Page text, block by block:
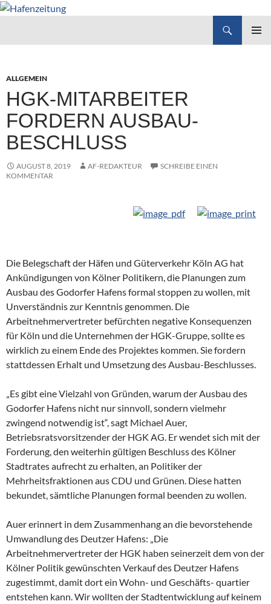
ALLGEMEIN
HGK-MITARBEITER
FORDERN AUSBAU-
BESCHLUSS
AUGUST 8, 2019 AF-REDAKTEUR
SCHREIBE EINEN
KOMMENTAR
Die Belegschaft der Häfen und Güterverkehr Köln AG hat
Ankündigungen von Kölner Politikern, die Planungen zum
Ausbau des Godorfer Hafens formal stoppen zu wollen, mit
Unverständnis zur Kenntnis genommen. Die
Arbeitnehmervertreter befürchten negative Konsequenzen
für Köln und die Unternehmen der HGK-Gruppe, sollte es
wirklich zu einem Ende des Projektes kommen. Sie fordern
stattdessen Erhalt und Umsetzung des Ausbau-Beschlusses.
„Es gibt eine Vielzahl von Gründen, warum der Ausbau des
Godorfer Hafens nicht nur sinnvoll, sondern vielmehr
zwingend notwendig ist“, sagt Michael Auer,
Betriebsratsvorsitzender der HGK AG. Er wendet sich mit der
Forderung, den weiterhin gültigen Beschluss des Kölner
Stadtrates aufrecht zu erhalten, an Politiker der
Mehrheitsfraktionen aus CDU und Grünen. Diese hatten
bekundet, sämtliche Planungen formal beenden zu wollen.
Auer erinnert in dem Zusammenhang an die bevorstehende
Umwandlung des Deutzer Hafens: „Die
Arbeitnehmervertreter der HGK haben seinerzeit dem von der
Kölner Politik gewünschten Verkauf des Deutzer Hafens
zugestimmt, damit dort ein Wohn- und Geschäfts- quartier
entstehen kann. Wir wollten der Stadtentwicklung auf keinem